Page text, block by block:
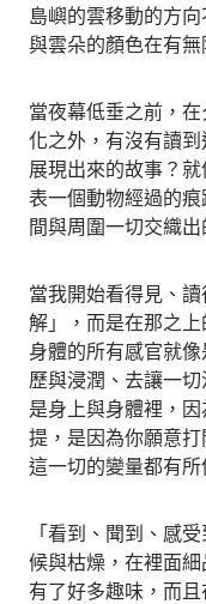
島嶼的雲移動的方
與雲朵的顏色在有
當夜幕低垂之前，
化之外，有沒有讀
展現出來的故事？
表一個動物經過的
間與周圍一切交織出
當我開始看得見、
解」，而是在那之
身體的所有感官就
歷與浸潤、去讓一
是身上與身體裡，
提，是因為你願意
這一切的變量都有所
「看到、聞到、感
候與枯燥，在裡面
有了好多趣味，而